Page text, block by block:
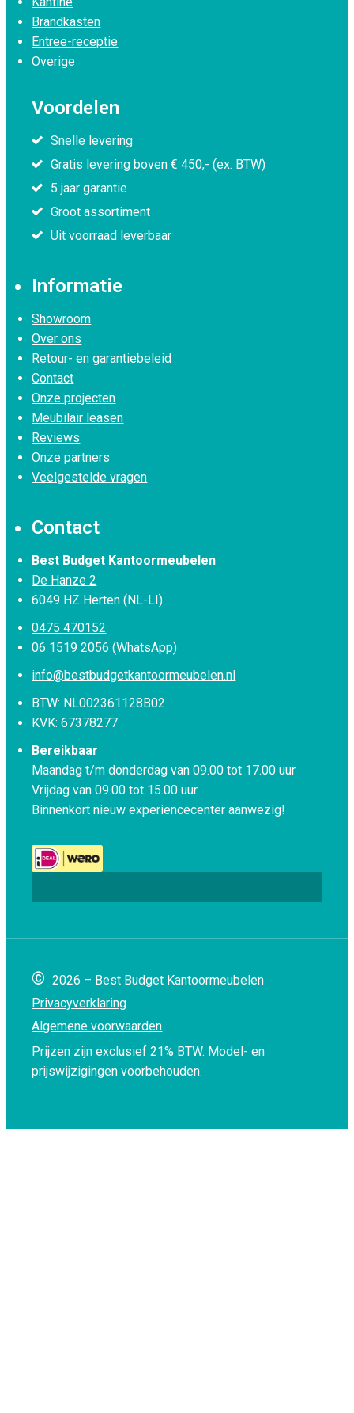
Brandkasten
Entree-receptie
Overige
Voordelen
Snelle levering
Gratis levering boven € 450,- (ex. BTW)
5 jaar garantie
Groot assortiment
Uit voorraad leverbaar
Informatie
Showroom
Over ons
Retour- en garantiebeleid
Contact
Onze projecten
Meubilair leasen
Reviews
Onze partners
Veelgestelde vragen
Contact
Best Budget Kantoormeubelen
De Hanze 2
6049 HZ Herten (NL-LI)
0475 470152
06 1519 2056 (WhatsApp)
info@bestbudgetkantoormeubelen.nl
BTW: NL002361128B02
KVK: 67378277
Bereikbaar
Maandag t/m donderdag van 09.00 tot 17.00 uur
Vrijdag van 09.00 tot 15.00 uur
Binnenkort nieuw experiencecenter aanwezig!
© 2026 – Best Budget Kantoormeubelen
Privacyverklaring
Algemene voorwaarden
Prijzen zijn exclusief 21% BTW. Model- en
prijswijzigingen voorbehouden.